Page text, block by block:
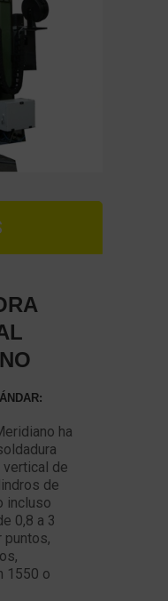
ha
vertical de
de
incluso
0,8 a 3
puntos,
1550 o